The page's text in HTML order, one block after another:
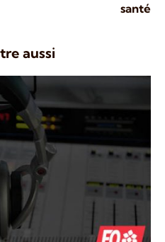
santé
aussi